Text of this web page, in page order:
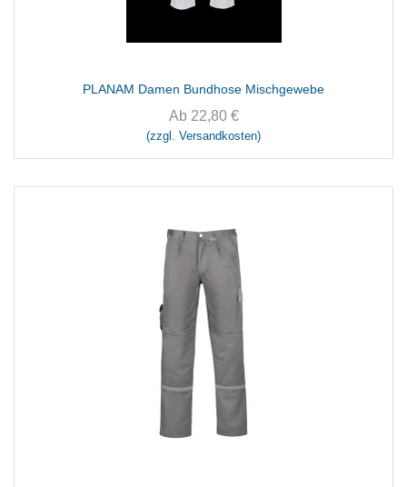
PLANAM Damen Bundhose Mischgewebe
Ab 22,80€
(zzgl. Versandkosten)